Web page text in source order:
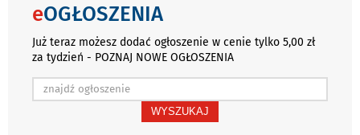
eOGŁOSZENIA
Już teraz możesz dodać ogłoszenie w cenie tylko 5,00 zł
za tydzień - POZNAJ NOWE OGŁOSZENIA
WYSZUKAJ